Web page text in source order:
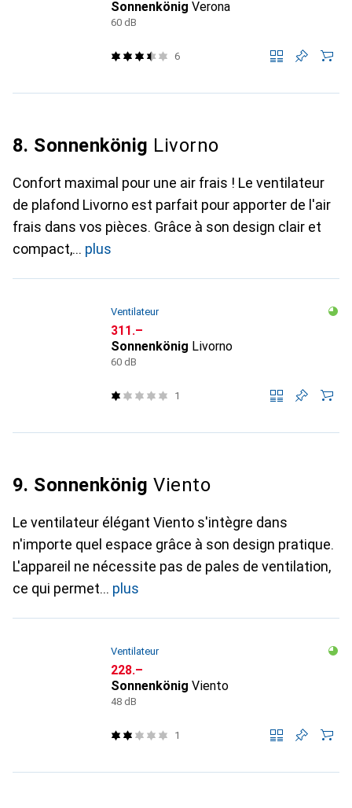
Sonnenkönig Verona
60 dB
6
8. Sonnenkönig Livorno
Confort maximal pour une air frais ! Le ventilateur
de plafond Livorno est parfait pour apporter de l'air
frais dans vos pièces. Grâce à son design clair et
compact,
plus
Ventilateur
CHF
311.–
Sonnenkönig Livorno
60 dB
1
9. Sonnenkönig Viento
Le ventilateur élégant Viento s'intègre dans
n'importe quel espace grâce à son design pratique.
L'appareil ne nécessite pas de pales de ventilation,
ce qui permet
plus
Ventilateur
CHF
228.–
Sonnenkönig Viento
48 dB
1